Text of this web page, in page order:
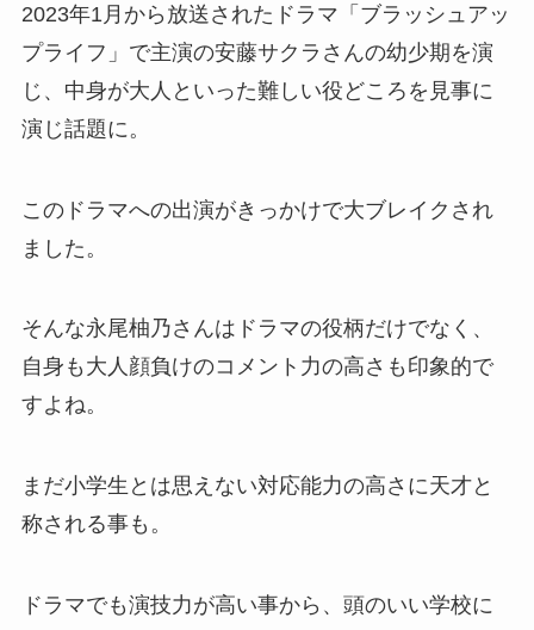
2023年1月から放送されたドラマ「ブラッシュアッ
プライフ」で主演の安藤サクラさんの幼少期を演
じ、中身が大人といった難しい役どころを見事に
演じ話題に。
このドラマへの出演がきっかけで大ブレイクされ
ました。
そんな永尾柚乃さんはドラマの役柄だけでなく、
自身も大人顔負けのコメント力の高さも印象的で
すよね。
まだ小学生とは思えない対応能力の高さに天才と
称される事も。
ドラマでも演技力が高い事から、頭のいい学校に